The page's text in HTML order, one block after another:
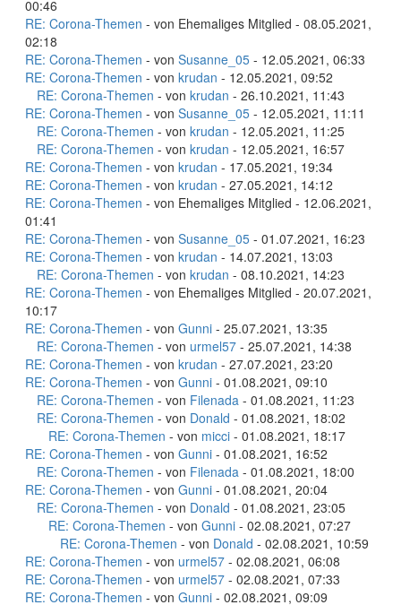
00:46
RE: Corona-Themen - von Ehemaliges Mitglied - 08.05.2021,
02:18
RE: Corona-Themen - von Susanne_05 - 12.05.2021, 06:33
RE: Corona-Themen - von krudan - 12.05.2021, 09:52
RE: Corona-Themen - von krudan - 26.10.2021, 11:43
RE: Corona-Themen - von Susanne_05 - 12.05.2021, 11:11
RE: Corona-Themen - von krudan - 12.05.2021, 11:25
RE: Corona-Themen - von krudan - 12.05.2021, 16:57
RE: Corona-Themen - von krudan - 17.05.2021, 19:34
RE: Corona-Themen - von krudan - 27.05.2021, 14:12
RE: Corona-Themen - von Ehemaliges Mitglied - 12.06.2021,
01:41
RE: Corona-Themen - von Susanne_05 - 01.07.2021, 16:23
RE: Corona-Themen - von krudan - 14.07.2021, 13:03
RE: Corona-Themen - von krudan - 08.10.2021, 14:23
RE: Corona-Themen - von Ehemaliges Mitglied - 20.07.2021,
10:17
RE: Corona-Themen - von Gunni - 25.07.2021, 13:35
RE: Corona-Themen - von urmel57 - 25.07.2021, 14:38
RE: Corona-Themen - von krudan - 27.07.2021, 23:20
RE: Corona-Themen - von Gunni - 01.08.2021, 09:10
RE: Corona-Themen - von Filenada - 01.08.2021, 11:23
RE: Corona-Themen - von Donald - 01.08.2021, 18:02
RE: Corona-Themen - von micci - 01.08.2021, 18:17
RE: Corona-Themen - von Gunni - 01.08.2021, 16:52
RE: Corona-Themen - von Filenada - 01.08.2021, 18:00
RE: Corona-Themen - von Gunni - 01.08.2021, 20:04
RE: Corona-Themen - von Donald - 01.08.2021, 23:05
RE: Corona-Themen - von Gunni - 02.08.2021, 07:27
RE: Corona-Themen - von Donald - 02.08.2021, 10:59
RE: Corona-Themen - von urmel57 - 02.08.2021, 06:08
RE: Corona-Themen - von urmel57 - 02.08.2021, 07:33
RE: Corona-Themen - von Gunni - 02.08.2021, 09:09